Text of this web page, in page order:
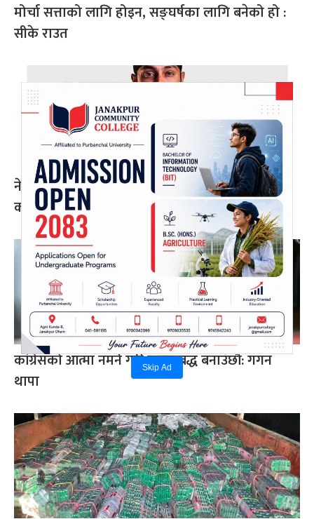
Skip Ad
मोर्चा सत्ताको लागि होइन, सङ्घर्षका लागि बनेको हो :
सीके राउत
नेपाल प्रिमियर लिग : हरमित सिंह जनकपुर बोल्ट्सको
कप्तान
कांग्रेसको आत्मा नमर्ने गरी एकताबद्ध बनाउँछौँ: गगन
थापा